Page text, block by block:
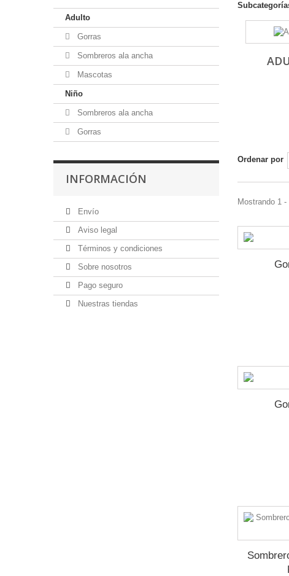
Adulto
Gorras
Sombreros ala ancha
Mascotas
Niño
Sombreros ala ancha
Gorras
INFORMACIÓN
Envío
Aviso legal
Términos y condiciones
Sobre nosotros
Pago seguro
Nuestras tiendas
Ordenar por
Mostrando 1